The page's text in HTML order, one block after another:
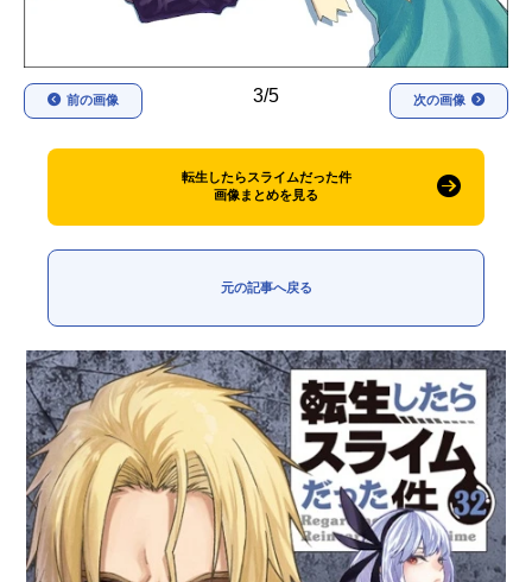
3/5
前の画像 次の画像
転生したらスライムだった件
画像まとめを見る
元の記事へ戻る